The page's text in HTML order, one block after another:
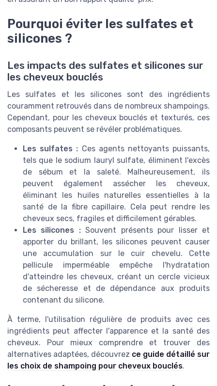
Pourquoi éviter les sulfates et
silicones ?
Les impacts des sulfates et silicones sur
les cheveux bouclés
Les sulfates et les silicones sont des ingrédients
couramment retrouvés dans de nombreux shampoings.
Cependant, pour les cheveux bouclés et texturés, ces
composants peuvent se révéler problématiques.
Les sulfates : Ces agents nettoyants puissants,
tels que le sodium lauryl sulfate, éliminent l'excès
de sébum et la saleté. Malheureusement, ils
peuvent également assécher les cheveux,
éliminant les huiles naturelles essentielles à la
santé de la fibre capillaire. Cela peut rendre les
cheveux secs, fragiles et difficilement gérables.
Les silicones :Souvent présents pour lisser et
apporter du brillant, les silicones peuvent causer
une accumulation sur le cuir chevelu. Cette
pellicule imperméable empêche l'hydratation
d'atteindre les cheveux, créant un cercle vicieux
de sécheresse et de dépendance aux produits
contenant du silicone.
À terme, l'utilisation régulière de produits avec ces
ingrédients peut affecter l'apparence et la santé des
cheveux. Pour mieux comprendre et trouver des
alternatives adaptées, découvrez ce guide détaillé sur
les choix de shampoing pour cheveux bouclés.